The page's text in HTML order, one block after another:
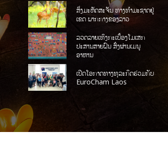
ສິ່ງມະຫັດສະຈັນ ທາງທໍາມະຊາດຢູ່
ເຂດ ພາກກາງຂອງລາວ
ລວດລາຍເທິງກະເບື້ອງໂມເສກ
ປະສານສາຍຝົນ ສົ່ງຜ່ານເມນູ
ອາຫານ
ເປີດໂອກາດທາງທຸລະກິດຮ່ວມກັບ
EuroCham Laos